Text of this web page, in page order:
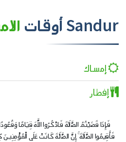
Sandur أوقات
إمساك
إفطار
فَإِذَا قَضَيْتُمُ الصَّلَاةَ فَاذْكُرُوا اللَّهَ قِيَامًا
فَأَقِيمُوا الصَّلَاةَ ۚ إِنَّ الصَّلَاةَ كَانَتْ عَلَى الْمُؤْمِنِينَ